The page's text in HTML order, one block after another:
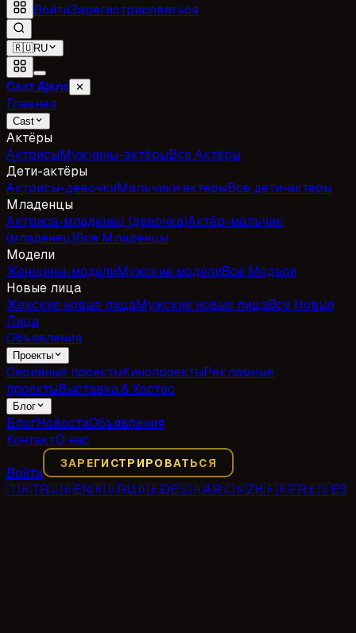
ВойтиЗарегистрироваться
🇷🇺RU
Cast Ajans ✕
Главная
Cast
Актёры
АктрисыМужчины-актёрыВсе Актёры
Дети-актёры
Актрисы-девочкиМальчики актёрыВсе дети-актёры
Младенцы
Актриса-младенец (девочка)Актёр-мальчик
(младенец)Все Младенцы
Модели
Женщины-моделиМужские моделиВсе Модели
Новые лица
Женские новые лицаМужские новые лицаВсе Новые
Лица
Объявления
Проекты
Серийные проектыКинопроектыРекламные
проектыВыставка & Хостес
Блог
БлогНовостиОбъявления
КонтактО нас
Войти
ЗАРЕГИСТРИРОВАТЬСЯ
🇹🇷TR🇬🇧EN🇷🇺RU🇩🇪DE🇸🇦AR🇨🇳ZH🇫🇷FR🇪🇸ES